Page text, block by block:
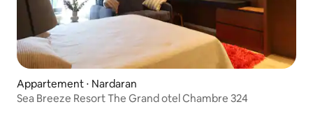
Appartement ⋅ Nardaran
Sea Breeze Resort The Grand otel Chambre 324